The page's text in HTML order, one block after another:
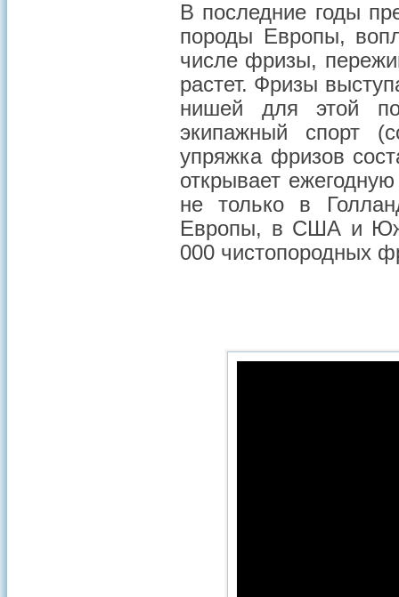
В последние годы
породы Европы,
числе фризы,
растет. Фризы
нишей для этой
экипажный спорт
упряжка фризов
открывает
не только в
Европы, в США и
000 чистопородных